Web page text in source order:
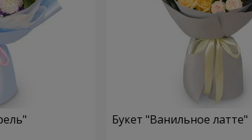
Букет "Ванильное латте"